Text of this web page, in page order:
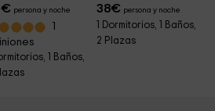
€ persona y noche
1 Baños,
38€ persona y noche
1 Dormitorios, 1 Baños,
2 Plazas